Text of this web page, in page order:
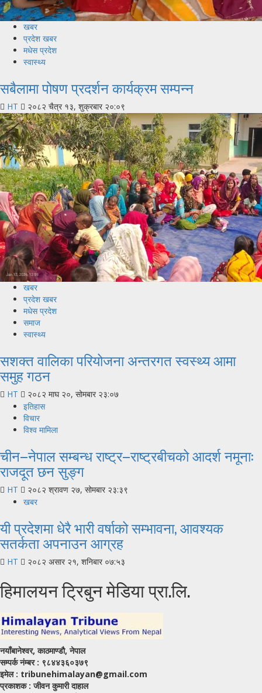
खबर
प्रदेश खबर
मधेस प्रदेश
स्वास्थ्य
सबैलामा पोषण प्रदर्शन कार्यक्रम सम्पन्न
HT २०८२ चैत्र १३, शुक्रबार २०:०९
खबर
प्रदेश खबर
मधेस प्रदेश
समाज
स्वास्थ्य
सशक्त वालिका परियोजना अन्तरगत स्वस्थ्य आमा
समुह गठन
HT
२०८२ माघ २०, सोमबार २३:०७
इतिहास
विचार
विश्व मामिला
चीन–नेपाल सम्बन्ध राष्ट्र–राष्ट्रबीचको आदर्श नमूना:
राजदूत छन सुङ्ग
HT
२०८२ श्रावण २७, सोमबार २३:३९
खबर
यी प्रदेशमा धेरै भारी वर्षाको सम्भावना, आवश्यक
सतर्कता अपनाउन आग्रह
HT २०८२ असार २१, शनिबार ०७:५३
हिमालयन ट्रिबुन मेडिया प्रा.लि.
नयाँबानेश्वर, काठमाण्डाै, नेपाल
सम्पर्क नंम्बर : ९८४४३६०३७९
इमेल : tribunehimalayan@gmail.com
प्रकाशक : जीवन कुमारी दाहाल